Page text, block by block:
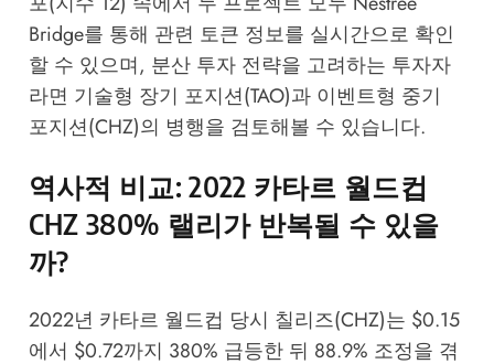
Bridge를 통해 관련 토큰 정보를 실시간으로 확인
할 수 있으며, 분산 투자 전략을 고려하는 투자자
라면 기술형 장기 포지션(TAO)과 이벤트형 중기
포지션(CHZ)의 병행을 검토해볼 수 있습니다.
역사적 비교: 2022 카타르 월드컵
CHZ 380% 랠리가 반복될 수 있을
까?
2022년 카타르 월드컵 당시 칠리즈(CHZ)는 $0.15
에서 $0.72까지 380% 급등한 뒤 88.9% 조정을 겪